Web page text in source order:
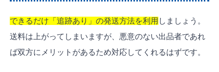
できるだけ「追跡あり」の発送方法を利用 しましょう。
送料は上がってしまいますが、悪意のない出品者であれ
ば双方にメリットがあるため対応してくれるはずです。